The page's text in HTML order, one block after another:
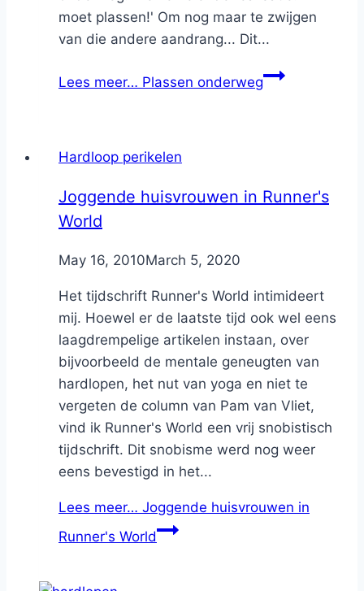
moet plassen!' Om nog maar te zwijgen
van die andere aandrang... Dit...
Lees meer… Plassen onderweg
Hardloop perikelen
Joggende huisvrouwen in Runner's
World
ByNicole
May 16, 2010March 5, 2020
Het tijdschrift Runner's World intimideert
mij. Hoewel er de laatste tijd ook wel eens
laagdrempelige artikelen instaan, over
bijvoorbeeld de mentale geneugten van
hardlopen, het nut van yoga en niet te
vergeten de column van Pam van Vliet,
vind ik Runner's World een vrij snobistisch
tijdschrift. Dit snobisme werd nog weer
eens bevestigd in het...
Lees meer… Joggende huisvrouwen in
Runner's World